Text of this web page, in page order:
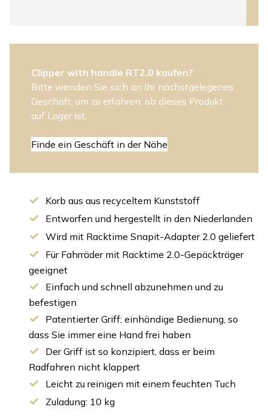
Clipper with handle RT2.0 kaufen?
Bitte wenden Sie sich an Ihr nächstgelegenes
Geschäft, um zu erfahren, ob dieses Produkt
auf Lager ist.
Finde ein Geschäft in der Nähe
Korb aus aus recyceltem Kunststoff
Entworfen und hergestellt in den Niederlanden
Wird mit Racktime Snapit-Adapter 2.0 geliefert
Für Fahrräder mit Racktime 2.0-Gepäckträger
geeignet
Einfach und schnell abzunehmen und zu
befestigen
Patentierter Griff: einhändige Bedienung, so
dass Sie immer eine Hand frei haben
Der Griff ist so konzipiert, dass er beim
Radfahren nicht klappert
Leicht zu reinigen mit einem feuchten Tuch
Zuladung: 10 kg